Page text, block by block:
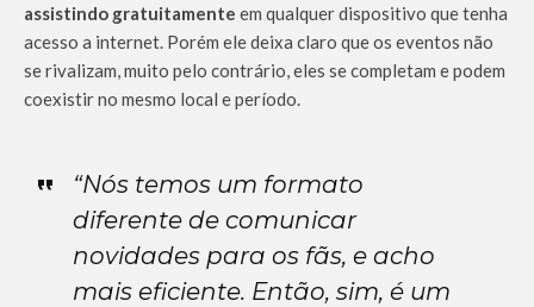
assistindo gratuitamente em qualquer dispositivo que tenha
acesso a internet. Porém ele deixa claro que os eventos não
se rivalizam, muito pelo contrário, eles se completam e podem
coexistir no mesmo local e período.
“Nós temos um formato
diferente de comunicar
novidades para os fãs, e acho
mais eficiente. Então, sim, é um